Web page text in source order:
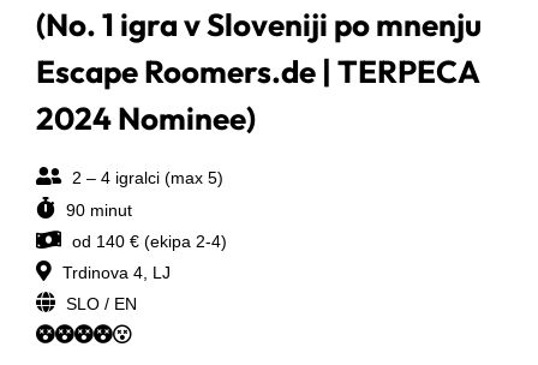
(No. 1 igra v Sloveniji po mnenju
Escape Roomers.de | TERPECA
2024 Nominee)
2 – 4 igralci (max 5)
90 minut
od 140 € (ekipa 2-4)
Trdinova 4, LJ
SLO / EN